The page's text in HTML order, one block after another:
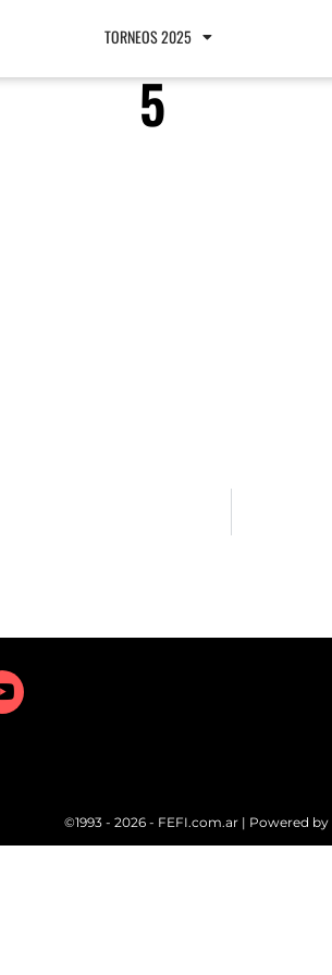
TORNEOS 2025
5
©1993 - 2026 - FEFI.com.ar | Powered by